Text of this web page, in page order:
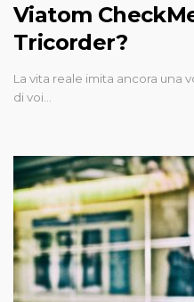
Viatom
Tricorder?
La vita reale imita ancora una
di voi…